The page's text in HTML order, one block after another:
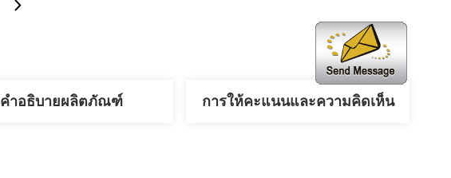
คำอธิบายผลิตภัณฑ์ การให้คะแนนและความคิดเห็น